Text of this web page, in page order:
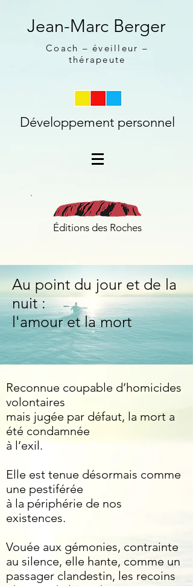
Jean-Marc Berger
Coach – éveilleur –
thérapeute
Développement personnel
Éditions des Roches
Au point du jour et de la
nuit :
l'amour et la mort
Reconnue coupable d’homicides
volontaires
mais jugée par défaut, la mort a
été condamnée
à l’exil.
Elle est tenue désormais comme
une pestiférée
à la périphérie de nos
existences.
Vouée aux gémonies, contrainte
au silence, elle hante, comme un
passager clandestin, les recoins